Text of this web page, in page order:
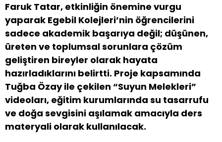
Faruk Tatar, etkinliğin önemine vurgu
yaparak Egebil Kolejleri’nin öğrencilerini
sadece akademik başarıya değil; düşünen,
üreten ve toplumsal sorunlara çözüm
geliştiren bireyler olarak hayata
hazırladıklarını belirtti. Proje kapsamında
Tuğba Özay ile çekilen “Suyun Melekleri”
videoları, eğitim kurumlarında su tasarrufu
ve doğa sevgisini aşılamak amacıyla ders
materyali olarak kullanılacak.